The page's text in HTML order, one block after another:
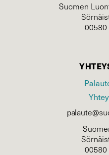
Suomen
00580
00580